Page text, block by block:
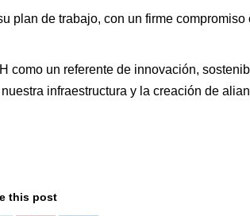
de trabajo, con un firme
un referente de innovación,
infraestructura y la creación de
this post